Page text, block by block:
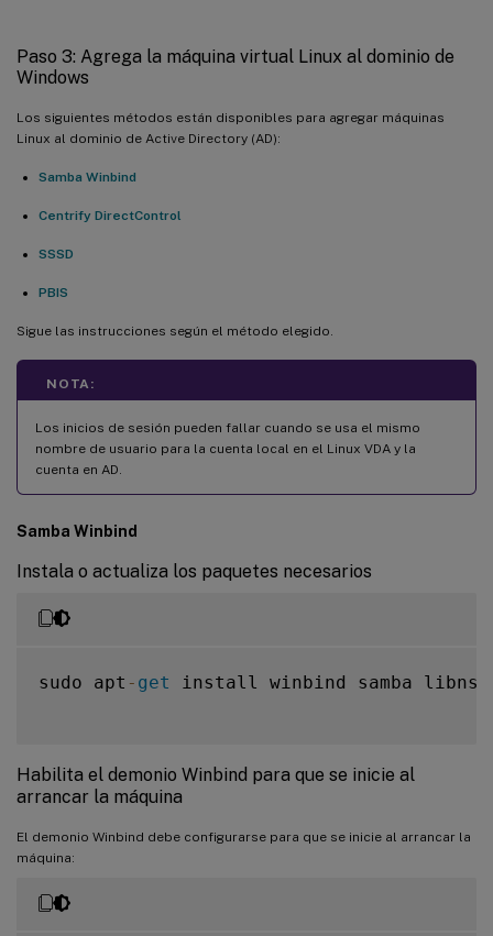
Paso 3: Agrega la máquina virtual Linux al dominio de
Windows
Los siguientes métodos están disponibles para agregar máquinas
Linux al dominio de Active Directory (AD):
Samba Winbind
Centrify DirectControl
SSSD
PBIS
Sigue las instrucciones según el método elegido.
NOTA:
Los inicios de sesión pueden fallar cuando se usa el mismo
nombre de usuario para la cuenta local en el Linux VDA y la
cuenta en AD.
Samba Winbind
Instala o actualiza los paquetes necesarios
sudo apt - get install winbind samba libnss
Habilita el demonio Winbind para que se inicie al
arrancar la máquina
El demonio Winbind debe configurarse para que se inicie al arrancar la
máquina: